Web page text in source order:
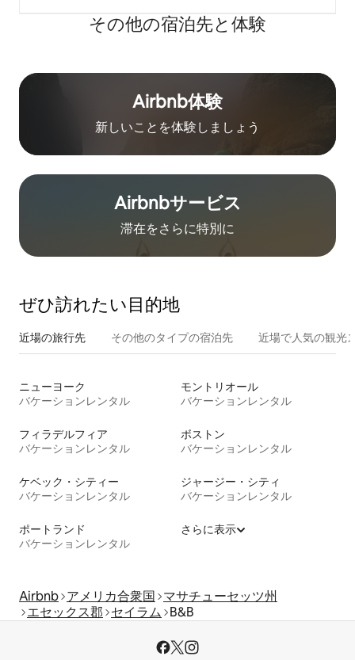
その他の宿⁠泊⁠先と体⁠験
Airbnb体験
新しいことを体験しましょう
Airbnb⁠サ⁠ー⁠ビ⁠ス
滞在をさ⁠ら⁠に特⁠別⁠に
ぜひ訪⁠れ⁠た⁠い目⁠的⁠地
近場の旅行先 その他のタ⁠イ⁠プ⁠の宿⁠泊⁠先 近場で人気の観光
ニューヨーク
バケーションレンタル
モントリオール
バケーションレンタル
フィラデルフィア
バケーションレンタル
ボストン
バケーションレンタル
ケベック・シティー
バケーションレンタル
ジャージー・シティ
バケーションレンタル
ポートランド
バケーションレンタル
さらに表示
Airbnb アメリカ合衆国 マサチューセッツ州
エセックス郡 セイラム B&B